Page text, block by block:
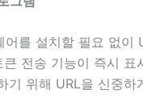
어를 설치할 필요 없
전송 기능이 즉시
기 위해 URL을 신중